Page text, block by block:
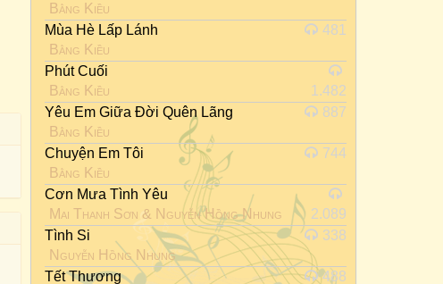
Bằng Kiều
Mùa Hè Lấp Lánh
Bằng Kiều
481
Phút Cuối
Bằng Kiều
1.482
Yêu Em Giữa Đời Quên Lãng
Bằng Kiều
887
Chuyện Em Tôi
Bằng Kiều
744
Cơn Mưa Tình Yêu
Mai Thanh Sơn & Nguyễn Hồng Nhung
2.089
Tình Si
Nguyễn Hồng Nhung
338
Tết Thương
488